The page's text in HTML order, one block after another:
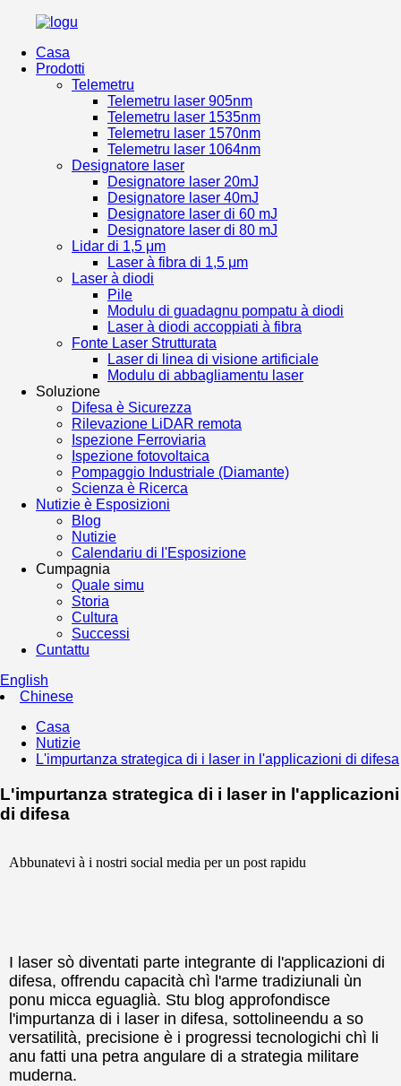
Casa
Prodotti
Telemetru
Telemetru laser 905nm
Telemetru laser 1535nm
Telemetru laser 1570nm
Telemetru laser 1064nm
Designatore laser
Designatore laser 20mJ
Designatore laser 40mJ
Designatore laser di 60 mJ
Designatore laser di 80 mJ
Lidar di 1,5 μm
Laser à fibra di 1,5 μm
Laser à diodi
Pile
Modulu di guadagnu pompatu à diodi
Laser à diodi accoppiati à fibra
Fonte Laser Strutturata
Laser di linea di visione artificiale
Modulu di abbagliamentu laser
Soluzione
Difesa è Sicurezza
Rilevazione LiDAR remota
Ispezione Ferroviaria
Ispezione fotovoltaica
Pompaggio Industriale (Diamante)
Scienza è Ricerca
Nutizie è Esposizioni
Blog
Nutizie
Calendariu di l'Esposizione
Cumpagnia
Quale simu
Storia
Cultura
Successi
Cuntattu
English
Chinese
Casa
Nutizie
L'impurtanza strategica di i laser in l'applicazioni di difesa
L'impurtanza strategica di i laser in l'applicazioni
di difesa
Abbunatevi à i nostri social media per un post rapidu
I laser sò diventati parte integrante di l'applicazioni di
difesa, offrendu capacità chì l'arme tradiziunali ùn
ponu micca eguaglià. Stu blog approfondisce
l'impurtanza di i laser in difesa, sottolineendu a so
versatilità, precisione è i progressi tecnologichi chì li
anu fatti una petra angulare di a strategia militare
muderna.